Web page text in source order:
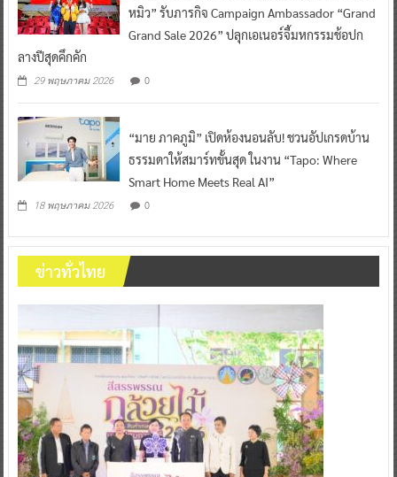
หมิว” รับภารกิจ Campaign Ambassador “Grand
Grand Sale 2026” ปลุกเอเนอร์จี้มหกรรมช้อปก
ลางปีสุดคึกคัก
29 พฤษภาคม 2026 0
“มาย ภาคภูมิ” เปิดห้องนอนลับ! ชวนอัปเกรดบ้าน
ธรรมดาให้สมาร์ทขั้นสุด ในงาน “Tapo: Where
Smart Home Meets Real AI”
18 พฤษภาคม 2026 0
ข่าวทั่วไทย